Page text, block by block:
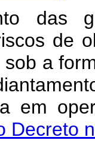
das
de
a
Decreto